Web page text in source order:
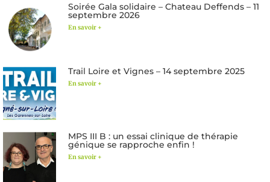
Soirée Gala solidaire – Chateau Deffends – 11
septembre 2026
En savoir +
Trail Loire et Vignes – 14 septembre 2025
En savoir +
MPS III B : un essai clinique de thérapie
génique se rapproche enfin !
En savoir +